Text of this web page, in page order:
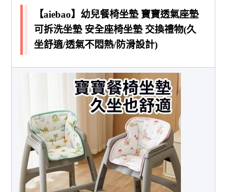
【aiebao】幼兒餐椅坐墊 寶寶透氣座墊
可拆洗坐墊 安全座椅坐墊 交換禮物(久
坐舒適/透氣不悶熱/防滑設計)